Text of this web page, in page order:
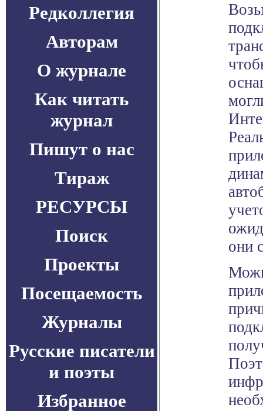
Редколлегия
Авторам
О журнале
Как читать
журнал
Пишут о нас
Тираж
РЕСУРСЫ
Поиск
Проекты
Посещаемость
Журналы
Русские писатели
и поэты
Избранное
они